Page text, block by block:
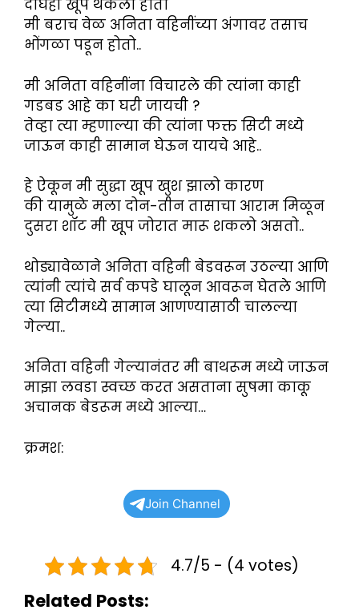
दोघेही खूप थकलो होतो
मी बराच वेळ अनिता वहिनींच्या अंगावर तसाच
भोंगळा पडून होतो..
मी अनिता वहिनींना विचारले की त्यांना काही
गडबड आहे का घरी जायची ?
तेव्हा त्या म्हणाल्या की त्यांना फक्त सिटी मध्ये
जाऊन काही सामान घेऊन यायचे आहे..
हे ऐकून मी सुद्धा खूप खुश झालो कारण
की यामुळे मला दोन-तीन तासाचा आराम मिळून
दुसरा शॉट मी खूप जोरात मारू शकलो असतो..
थोड्यावेळाने अनिता वहिनी बेडवरून उठल्या आणि
त्यांनी त्यांचे सर्व कपडे घालून आवरून घेतले आणि
त्या सिटीमध्ये सामान आणण्यासाठी चालल्या
गेल्या..
अनिता वहिनी गेल्यानंतर मी बाथरूम मध्ये जाऊन
माझा लवडा स्वच्छ करत असताना सुषमा काकू
अचानक बेडरूम मध्ये आल्या…
क्रमश:
Join Channel
4.7/5 - (4 votes)
Related Posts: